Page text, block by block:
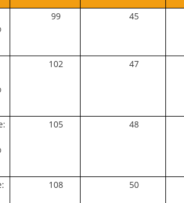
99 45
102 47
105 48
108 50